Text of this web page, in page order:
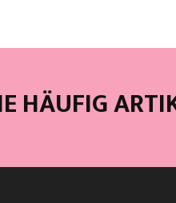
HÄUFIG